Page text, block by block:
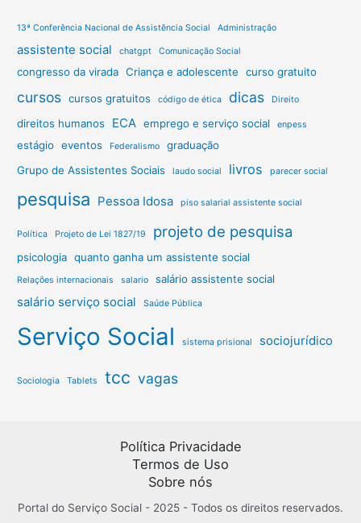
13ª Conferência Nacional de Assistência Social Administração
assistente social chatgpt Comunicação Social
congresso da virada Criança e adolescente curso gratuito
cursos cursos gratuitos código de ética dicas Direito
direitos humanos ECA emprego e serviço social enpess
estágio eventos Federalismo
graduação
Grupo de Assistentes Sociais
laudo social livros parecer social
pesquisa Pessoa Idosa piso salarial assistente social
Política Projeto de Lei 1827/19 projeto de pesquisa
psicologia quanto ganha um assistente social
Relações internacionais salario salário assistente social
salário serviço social Saúde Pública
Serviço Social sistema prisional sociojurídico
Sociologia Tablets tcc vagas
Política Privacidade
Termos de Uso
Sobre nós
Portal do Serviço Social - 2025 - Todos os direitos reservados.